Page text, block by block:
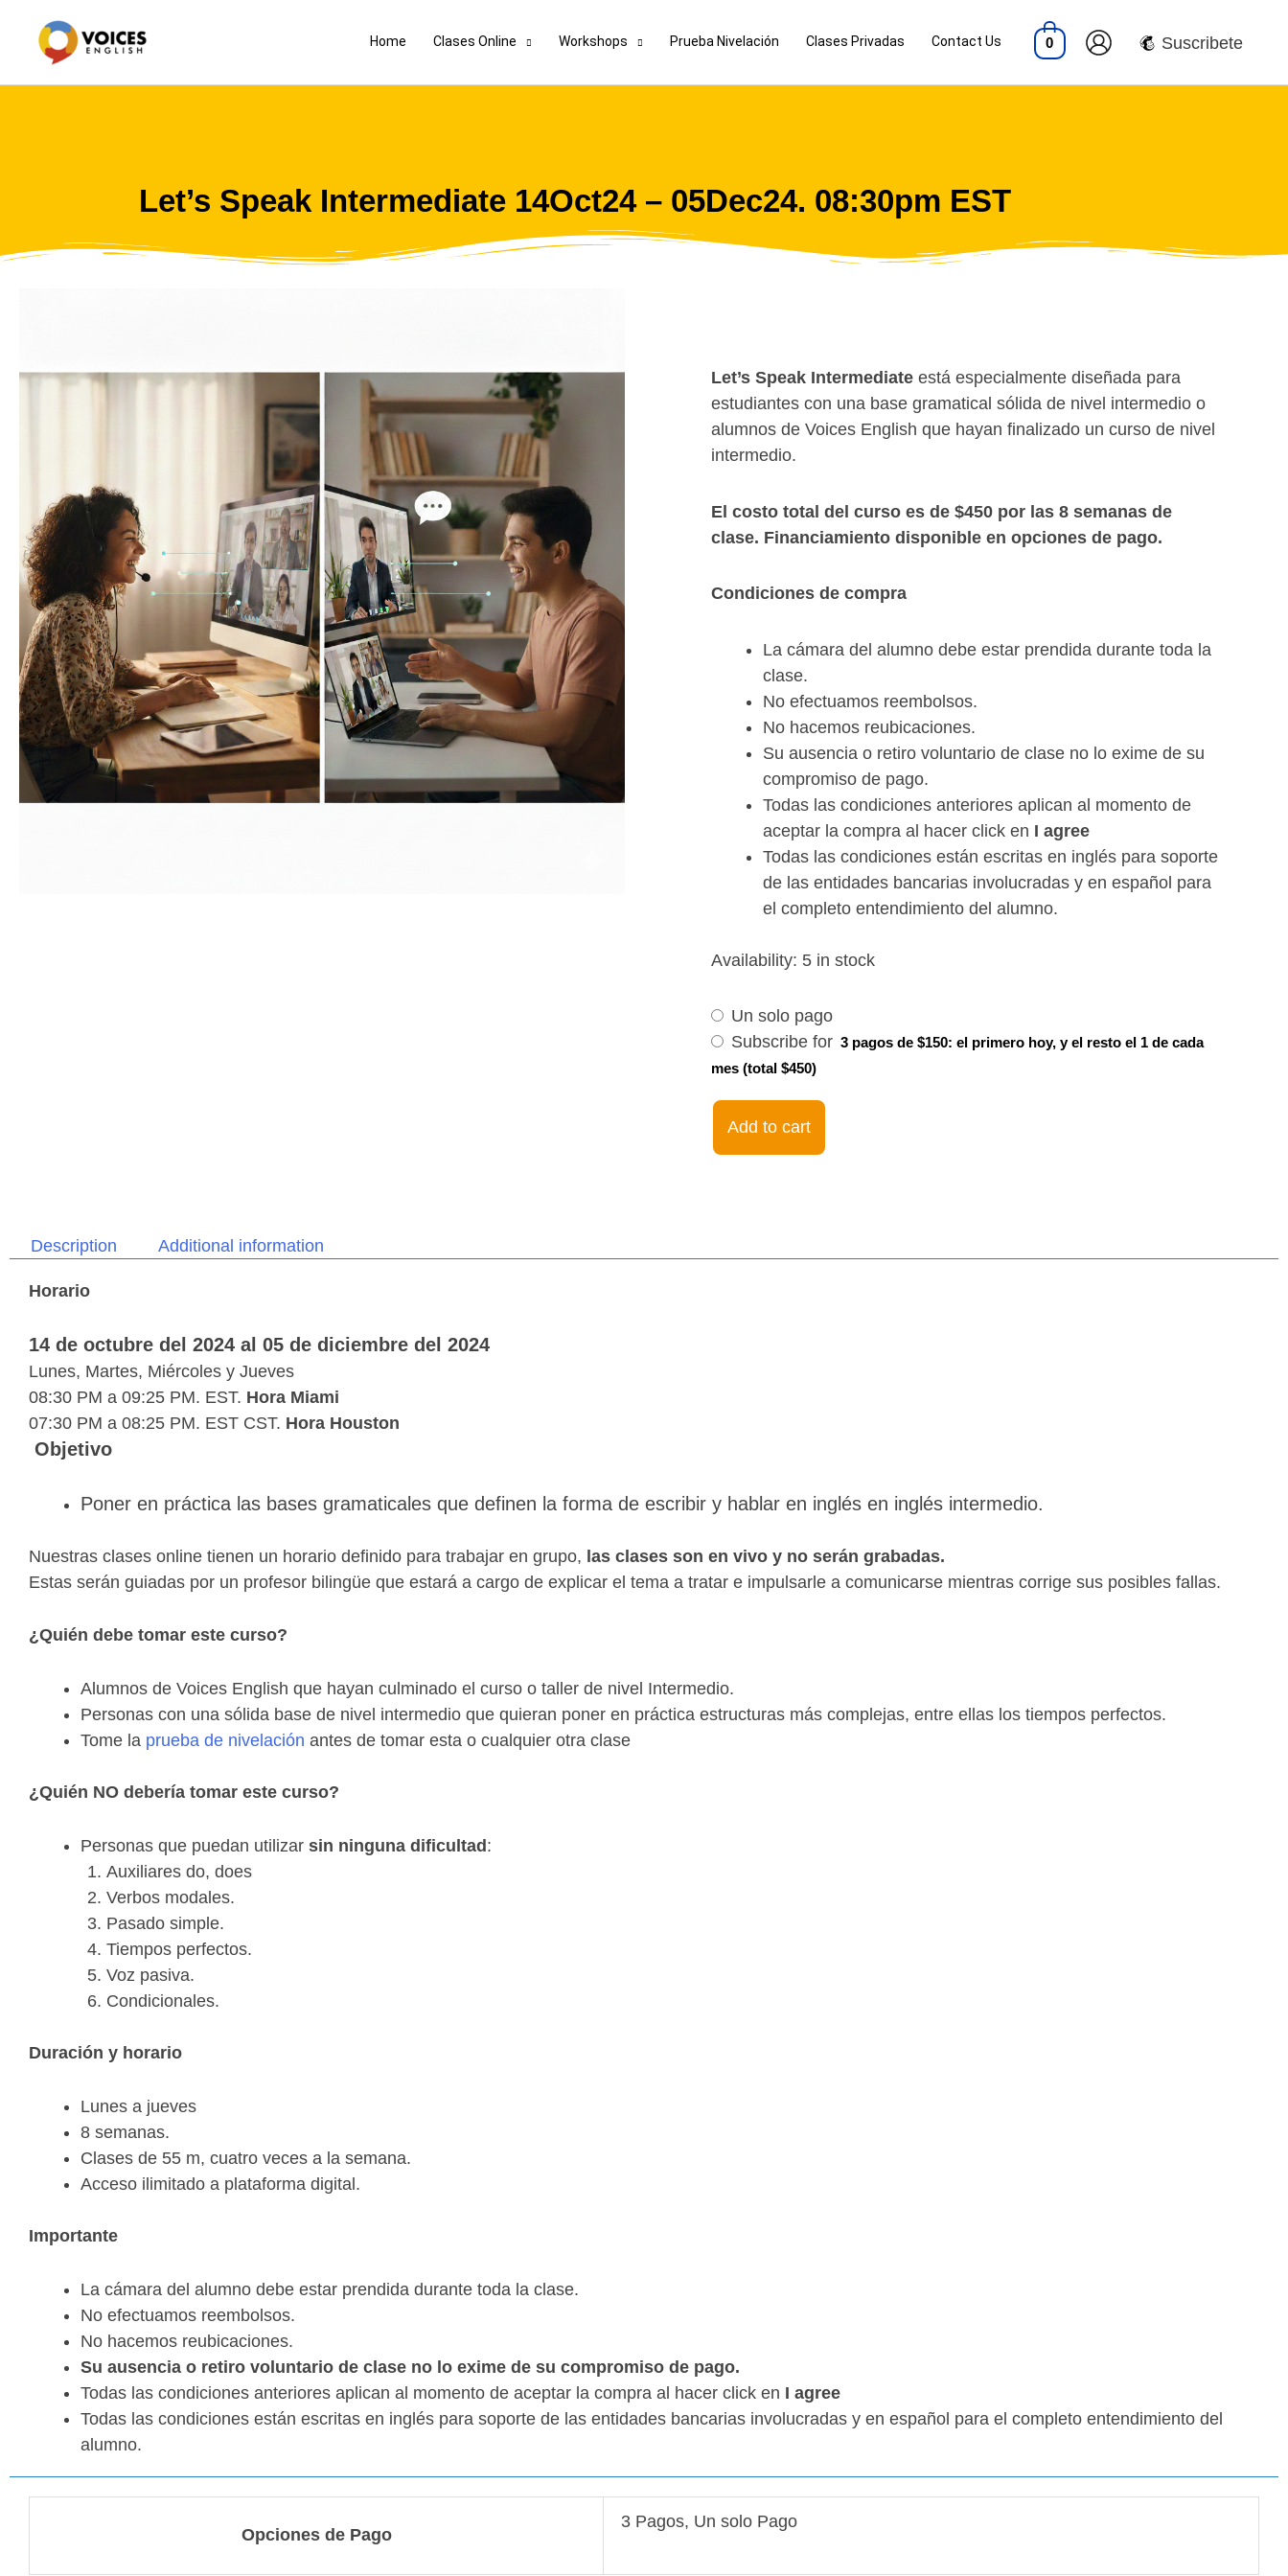
content
Home Clases Online Workshops Prueba Nivelación Clases Privadas Contact Us 0 Suscribete
Let’s Speak Intermediate 14Oct24 – 05Dec24. 08:30pm EST
Let’s Speak Intermediate está especialmente diseñada para
estudiantes con una base gramatical sólida de nivel intermedio o
alumnos de Voices English que hayan finalizado un curso de nivel
intermedio.
El costo total del curso es de $450 por las 8 semanas de
clase. Financiamiento disponible en opciones de pago.
Condiciones de compra
La cámara del alumno debe estar prendida durante toda la
clase.
No efectuamos reembolsos.
No hacemos reubicaciones.
Su ausencia o retiro voluntario de clase no lo exime de su
compromiso de pago.
Todas las condiciones anteriores aplican al momento de
aceptar la compra al hacer click en I agree
Todas las condiciones están escritas en inglés para soporte
de las entidades bancarias involucradas y en español para
el completo entendimiento del alumno.
Availability: 5 in stock
Choose
typeUn solo pago
Subscribe for 3 pagos de $150: el primero hoy, y el resto el 1 de cada
mes (total $450)
Let's
Intermediate
14Oct24
-
Add to cart
Description Additional information
Horario
14 de octubre del 2024 al 05 de diciembre del 2024
Lunes, Martes, Miércoles y Jueves
08:30 PM a 09:25 PM. EST. Hora Miami
07:30 PM a 08:25 PM. EST CST. Hora Houston
Objetivo
Poner en práctica las bases gramaticales que definen la forma de escribir y hablar en inglés en inglés intermedio.
Nuestras clases online tienen un horario definido para trabajar en grupo, las clases son en vivo y no serán grabadas.
Estas serán guiadas por un profesor bilingüe que estará a cargo de explicar el tema a tratar e impulsarle a comunicarse mientras corrige sus posibles fallas.
¿Quién debe tomar este curso?
Alumnos de Voices English que hayan culminado el curso o taller de nivel Intermedio.
Personas con una sólida base de nivel intermedio que quieran poner en práctica estructuras más complejas, entre ellas los tiempos perfectos.
Tome la prueba de nivelación antes de tomar esta o cualquier otra clase
¿Quién NO debería tomar este curso?
Personas que puedan utilizar sin ninguna dificultad:
Auxiliares do, does
Verbos modales.
Pasado simple.
Tiempos perfectos.
Voz pasiva.
Condicionales.
Duración y horario
Lunes a jueves
8 semanas.
Clases de 55 m, cuatro veces a la semana.
Acceso ilimitado a plataforma digital.
Importante
La cámara del alumno debe estar prendida durante toda la clase.
No efectuamos reembolsos.
No hacemos reubicaciones.
Su ausencia o retiro voluntario de clase no lo exime de su compromiso de pago.
Todas las condiciones anteriores aplican al momento de aceptar la compra al hacer click en I agree
Todas las condiciones están escritas en inglés para soporte de las entidades bancarias involucradas y en español para el completo entendimiento del
alumno.
Opciones de Pago
3 Pagos, Un solo Pago